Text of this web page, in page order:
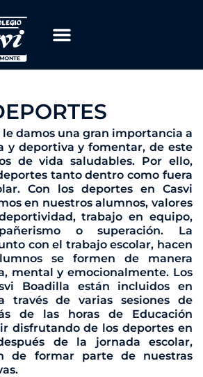
le damos una gran importancia a
y deportiva y fomentar, de este
de vida saludables. Por ello,
tanto dentro como fuera
Con los deportes en Casvi
en nuestros alumnos, valores
trabajo en equipo,
o superación. La
con el trabajo escolar, hacen
se formen de manera
mental y emocionalmente. Los
Boadilla están incluidos en
través de varias sesiones de
de las horas de Educación
disfrutando de los deportes en
de la jornada escolar,
de formar parte de nuestras